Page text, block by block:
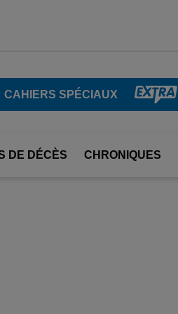
CAHIERS SPÉCIAUX
DE DÉCÈS CHRONIQUES